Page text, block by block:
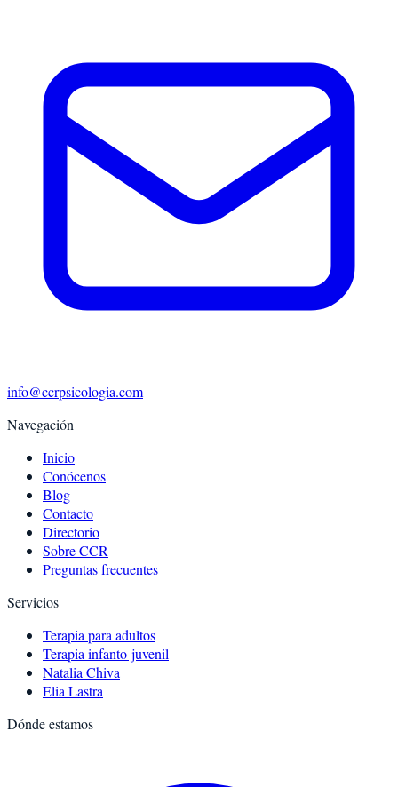
info@ccrpsicologia.com
Navegación
Inicio
Conócenos
Blog
Contacto
Directorio
Sobre CCR
Preguntas frecuentes
Servicios
Terapia para adultos
Terapia infanto-juvenil
Natalia Chiva
Elia Lastra
Dónde estamos